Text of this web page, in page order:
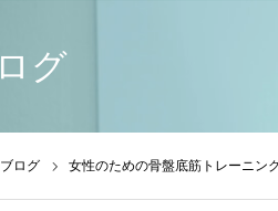
グ
ブログ 女性のための骨盤底筋トレーニン